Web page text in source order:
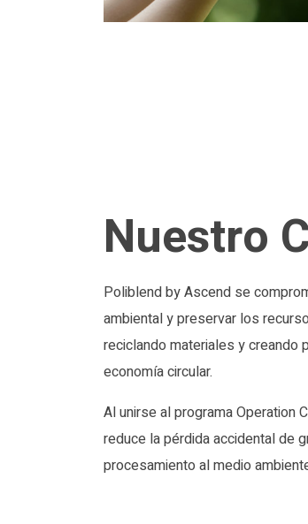
Nuestro
Poliblend by Ascend se
ambiental y preservar los
reciclando materiales y creando
economía circular.
Al unirse al programa Operation
reduce la pérdida accidental de
procesamiento al medio